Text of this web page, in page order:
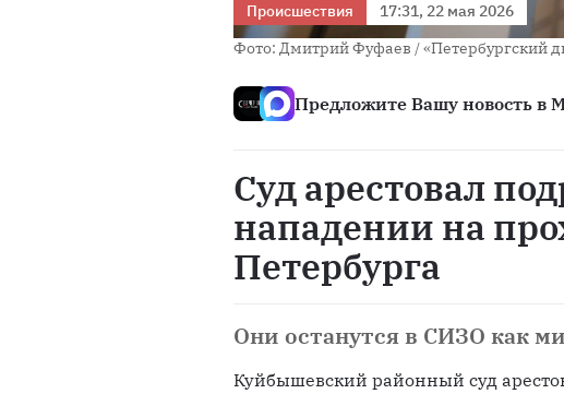
Происшествия
17:31, 22 мая 2026
Фото: Дмитрий Фуфаев / «Петербургский
Предложите Вашу новость в
Суд арестовал
нападении на
Петербурга
Они останутся в СИЗО как
Куйбышевский районный суд